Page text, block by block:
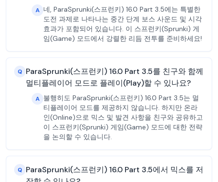
A 네, ParaSprunki(스프런키) 16.0 Part 3.5에는 특별한
도전 과제로 나타나는 중간 단계 보스 사운드 및 시각
효과가 포함되어 있습니다. 이 스프런키(Sprunki) 게
임(Game) 모드에서 강렬한 리듬 전투를 준비하세요!
Q ParaSprunki(스프런키) 16.0 Part 3.5를 친구와 함께
멀티플레이어 모드로 플레이(Play)할 수 있나요?
A 불행히도 ParaSprunki(스프런키) 16.0 Part 3.5는 멀
티플레이어 모드를 제공하지 않습니다. 하지만 온라
인(Online)으로 믹스 및 발견 사항을 친구와 공유하고
이 스프런키(Sprunki) 게임(Game) 모드에 대한 전략
을 논의할 수 있습니다.
Q ParaSprunki(스프런키) 16.0 Part 3.5에서 믹스를 저